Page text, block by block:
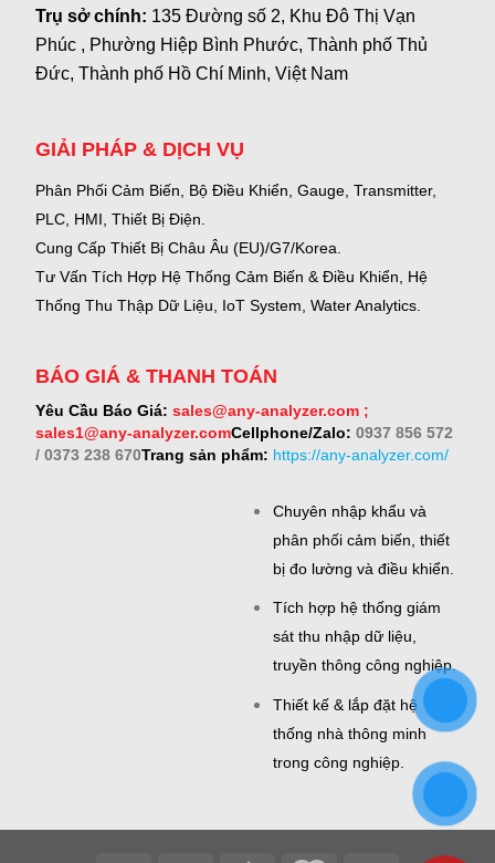
Trụ sở chính: 135 Đường số 2, Khu Đô Thị Vạn
Phúc , Phường Hiệp Bình Phước, Thành phố Thủ
Đức, Thành phố Hồ Chí Minh, Việt Nam
GIẢI PHÁP & DỊCH VỤ
Phân Phối Cảm Biến, Bộ Điều Khiển, Gauge, Transmitter,
PLC, HMI, Thiết Bị Điện.
Cung Cấp Thiết Bị Châu Âu (EU)/G7/Korea.
Tư Vấn Tích Hợp Hệ Thống Cảm Biến & Điều Khiển, Hệ
Thống Thu Thập Dữ Liệu, IoT System, Water Analytics.
BÁO GIÁ & THANH TOÁN
Yêu Cầu Báo Giá: sales@any-analyzer.com ;
sales1@any-analyzer.comCellphone/Zalo: 0937 856 572
/ 0373 238 670Trang sản phẩm: https://any-analyzer.com/
Chuyên nhập khẩu và
phân phối cảm biến, thiết
bị đo lường và điều khiển.
Tích hợp hệ thống giám
sát thu nhập dữ liệu,
truyền thông công nghiệp.
Thiết kế & lắp đặt hệ
thống nhà thông minh
trong công nghiệp.